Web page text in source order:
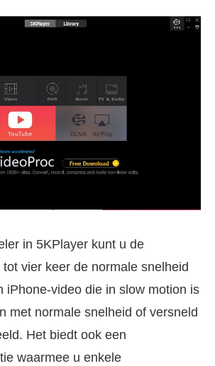
in 5KPlayer kunt u de
vier keer de normale snelheid
iPhone-video die in slow motion is
met normale snelheid of versneld
Het biedt ook een
waarmee u enkele